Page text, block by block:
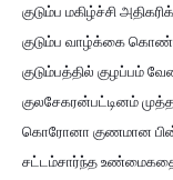
குடும்ப மகிழ்ச்சி
குடும்ப வாழ்க்கை
குடும்பத்தில் குழப்பம்
குலசேகரன்பட்டினம்
கொரோனா குணமான
சட்டம்சார்ந்த